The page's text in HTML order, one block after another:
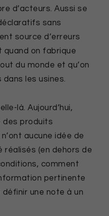
d’acteurs. Aussi se
sans
source d’erreurs
quand on fabrique
du monde et qu’on
dans les usines.
là. Aujourd’hui,
des produits
aucune idée de
réalisés (en dehors de
comment
pertinente
une note à un